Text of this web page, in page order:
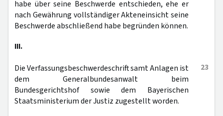
habe über seine Beschwerde entschieden, ehe er
nach Gewährung vollständiger Akteneinsicht seine
Beschwerde abschließend habe begründen können.
III.
23
Die Verfassungsbeschwerdeschrift samt Anlagen ist
dem Generalbundesanwalt beim
Bundesgerichtshof sowie dem Bayerischen
Staatsministerium der Justiz zugestellt worden.